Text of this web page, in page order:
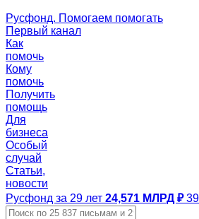
Русфонд. Помогаем помогать
Первый канал
Как
помочь
Кому
помочь
Получить
помощь
Для
бизнеса
Особый
случай
Статьи,
новости
Русфонд за 29 лет 24,571 МЛРД ₽